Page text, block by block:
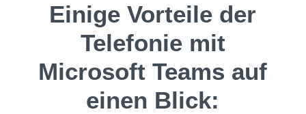
Einige Vorteile der
Telefonie mit
Microsoft Teams auf
einen Blick: